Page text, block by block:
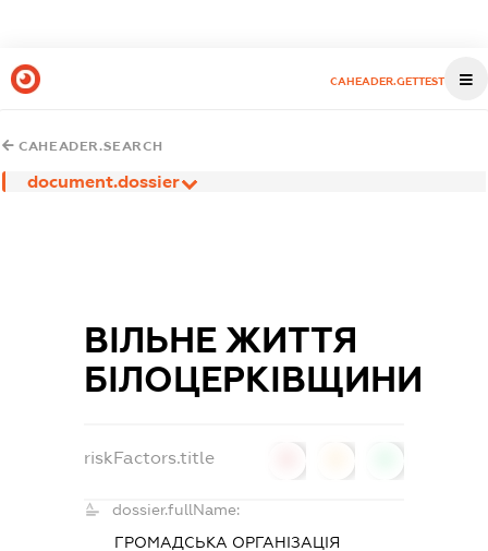
CAHEADER.GETTEST
CAHEADER.SEARCH
document.dossier
ВІЛЬНЕ ЖИТТЯ
БІЛОЦЕРКІВЩИНИ
riskFactors.title
dossier.fullName:
ГРОМАДСЬКА ОРГАНІЗАЦІЯ